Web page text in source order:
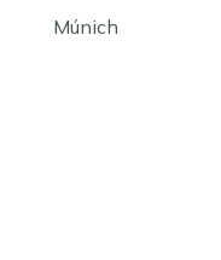
Múnich